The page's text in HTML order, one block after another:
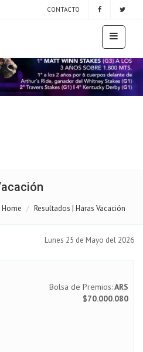
CONTACTO
Home Resultados | Haras Vacación
Lunes 25 de Mayo del 2026
Bolsa de Premios:ARS
$70.000.080